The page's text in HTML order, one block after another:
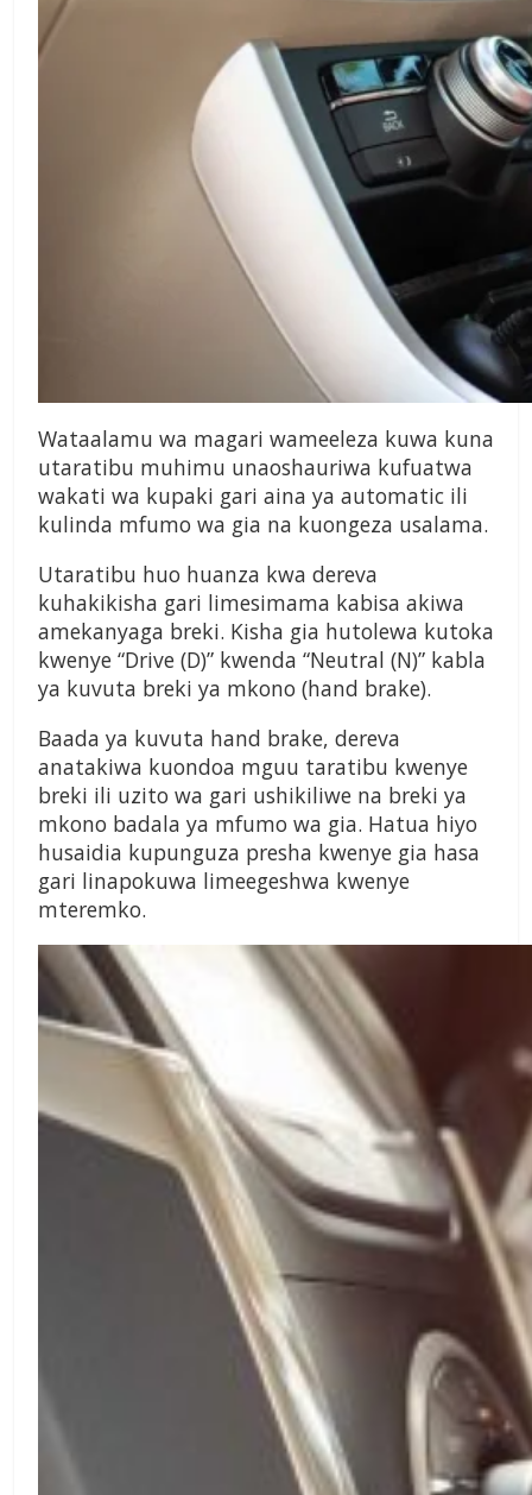
Wataalamu wa magari wameeleza kuwa kuna
utaratibu muhimu unaoshauriwa kufuatwa
wakati wa kupaki gari aina ya automatic ili
kulinda mfumo wa gia na kuongeza usalama.
Utaratibu huo huanza kwa dereva
kuhakikisha gari limesimama kabisa akiwa
amekanyaga breki. Kisha gia hutolewa kutoka
kwenye “Drive (D)” kwenda “Neutral (N)” kabla
ya kuvuta breki ya mkono (hand brake).
Baada ya kuvuta hand brake, dereva
anatakiwa kuondoa mguu taratibu kwenye
breki ili uzito wa gari ushikiliwe na breki ya
mkono badala ya mfumo wa gia. Hatua hiyo
husaidia kupunguza presha kwenye gia hasa
gari linapokuwa limeegeshwa kwenye
mteremko.